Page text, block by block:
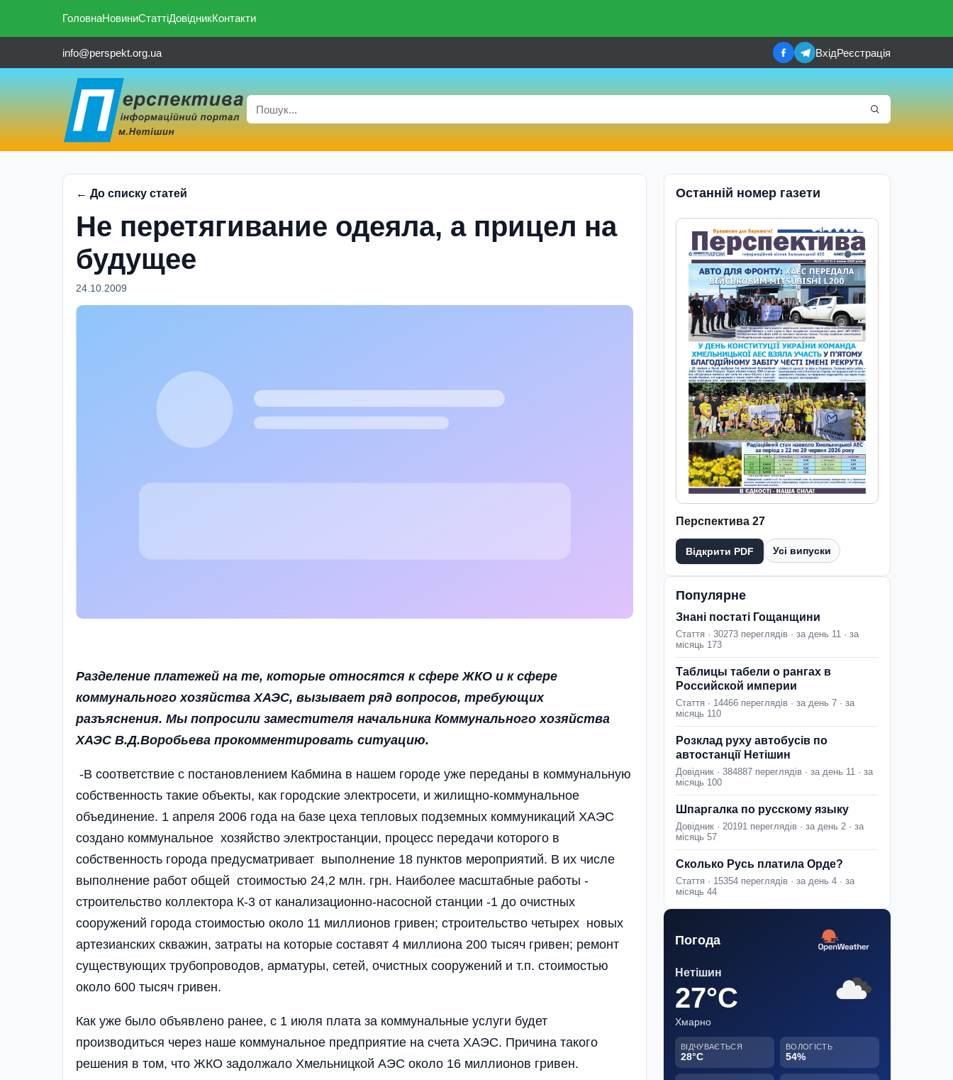
ГоловнаНовиниСтаттіДовідникКонтакти
info@perspekt.org.ua ВхідРеєстрація
← До списку статей
Не перетягивание одеяла, а прицел на
будущее
24.10.2009
Разделение платежей на те, которые относятся к сфере ЖКО и к сфере
коммунального хозяйства ХАЭС, вызывает ряд вопросов, требующих
разъяснения. Мы попросили заместителя начальника Коммунальн­ого хозяйства
ХАЭС В.Д.Воробьева прокомментировать ситуацию.
-В соответствие с постановлением Кабмина в нашем городе уже переданы в коммунальную
собственность такие объекты, как городские электросети, и жилищно-коммунальное
объединение. 1 апреля 2006 года на базе цеха тепловых подземных коммуникаций ХАЭС
создано коммунальное хозяйство электростанции, процесс передачи которого в
собственность города предусматривает выполнение 18 пунктов мероприятий. В их числе
выполнение работ общей стоимостью 24,2 млн. грн. Наиболее масштабные работы -
строительство коллектора К-3 от канализационно-насосной станции -1 до очистных
сооружений города стоимостью около 11 миллионов гривен; строительство четырех новых
артезианских скважин, затраты на которые составят 4 миллиона 200 тысяч гривен; ремонт
существующих трубопроводов, арматуры, сетей, очистных сооружений и т.п. стоимостью
около 600 тысяч гривен.
Как уже было объявлено ранее, с 1 июля плата за коммунальные услуги будет
производиться через наше коммунальное предприятие на счета ХАЭС. Причина такого
решения в том, что ЖКО задолжало Хмельницкой АЭС около 16 миллионов гривен.
Останній номер газети
Перспектива 27
Відкрити PDF Усі випуски
Популярне
Знані постаті Гощанщини
Стаття · 30273 переглядів · за день 11 · за
місяць 173
Таблицы табели о рангах в
Российской империи
Стаття · 14466 переглядів · за день 7 · за
місяць 110
Розклад руху автобусів по
автостанції Нетішин
Довідник · 384887 переглядів · за день 11 · за
місяць 100
Шпаргалка по русскому языку
Довідник · 20191 переглядів · за день 2 · за
місяць 57
Сколько Русь платила Орде?
Стаття · 15354 переглядів · за день 4 · за
місяць 44
Погода
Нетішин
27°C
Хмарно
ВІДЧУВАЄТЬСЯ
28°C
ВОЛОГІСТЬ
54%